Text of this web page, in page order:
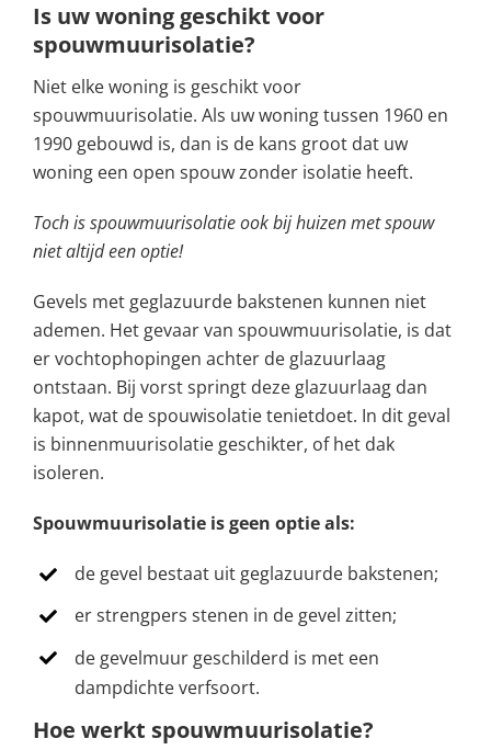
Is uw woning geschikt voor
spouwmuurisolatie?
Niet elke woning is geschikt voor
spouwmuurisolatie. Als uw woning tussen 1960 en
1990 gebouwd is, dan is de kans groot dat uw
woning een open spouw zonder isolatie heeft.
Toch is spouwmuurisolatie ook bij huizen met spouw
niet altijd een optie!
Gevels met geglazuurde bakstenen kunnen niet
ademen. Het gevaar van spouwmuurisolatie, is dat
er vochtophopingen achter de glazuurlaag
ontstaan. Bij vorst springt deze glazuurlaag dan
kapot, wat de spouwisolatie tenietdoet. In dit geval
is binnenmuurisolatie geschikter, of het dak
isoleren.
Spouwmuurisolatie is geen optie als:
de gevel bestaat uit geglazuurde bakstenen;
er strengpers stenen in de gevel zitten;
de gevelmuur geschilderd is met een
dampdichte verfsoort.
Hoe werkt spouwmuurisolatie?